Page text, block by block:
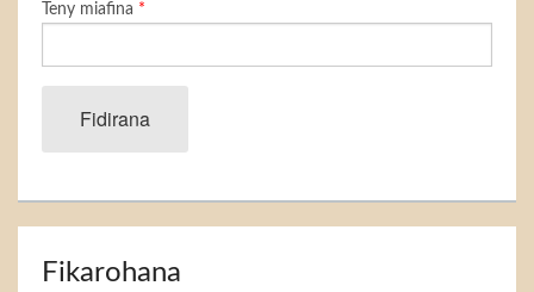
Teny miafina *
Fidirana
Fikarohana